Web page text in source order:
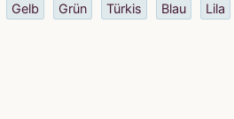
Gelb Grün Türkis Blau
Lila